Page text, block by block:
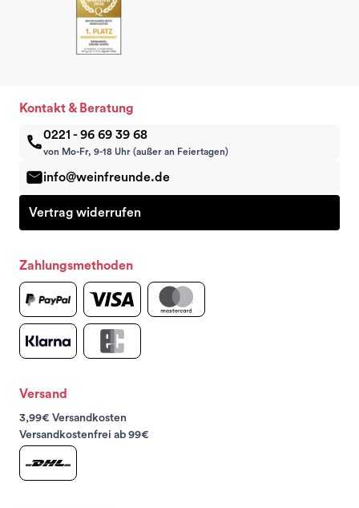
Kontakt & Beratung
0221 - 96 69 39 68
von Mo-Fr, 9-18 Uhr (außer an Feiertagen)
info@weinfreunde.de
Vertrag widerrufen
Zahlungsmethoden
Versand
3,99€ Versandkosten
Versandkostenfrei ab 99€